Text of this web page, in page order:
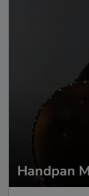
Handpan